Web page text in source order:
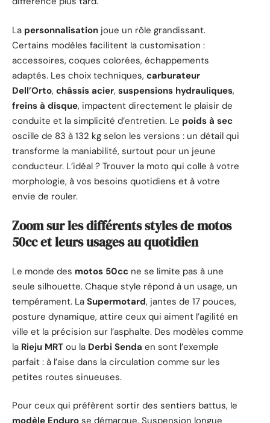
La personnalisation joue un rôle grandissant.
Certains modèles facilitent la customisation :
accessoires, coques colorées, échappements
adaptés. Les choix techniques, carburateur
Dell’Orto, châssis acier, suspensions hydrauliques,
freins à disque, impactent directement le plaisir de
conduite et la simplicité d’entretien. Le poids à sec
oscille de 83 à 132 kg selon les versions : un détail qui
transforme la maniabilité, surtout pour un jeune
conducteur. L’idéal ? Trouver la moto qui colle à votre
morphologie, à vos besoins quotidiens et à votre
envie de rouler.
Zoom sur les différents styles de motos
50cc et leurs usages au quotidien
Le monde des motos 50cc ne se limite pas à une
seule silhouette. Chaque style répond à un usage, un
tempérament. La Supermotard, jantes de 17 pouces,
posture dynamique, attire ceux qui aiment l’agilité en
ville et la précision sur l’asphalte. Des modèles comme
la Rieju MRT ou la Derbi Senda en sont l’exemple
parfait : à l’aise dans la circulation comme sur les
petites routes sinueuses.
Pour ceux qui préfèrent sortir des sentiers battus, le